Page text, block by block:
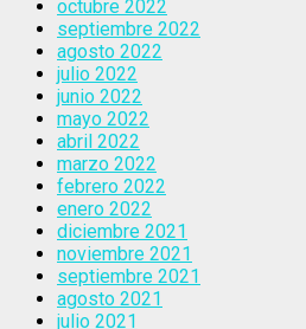
octubre 2022
septiembre 2022
agosto 2022
julio 2022
junio 2022
mayo 2022
abril 2022
marzo 2022
febrero 2022
enero 2022
diciembre 2021
noviembre 2021
septiembre 2021
agosto 2021
julio 2021